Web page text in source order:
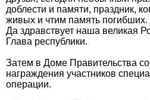
доблести и памяти, праздник,
живых и чтим память погибших.
Да здравствует наша великая
Глава республики.
Затем в Доме Правительства
награждения участников
операции.